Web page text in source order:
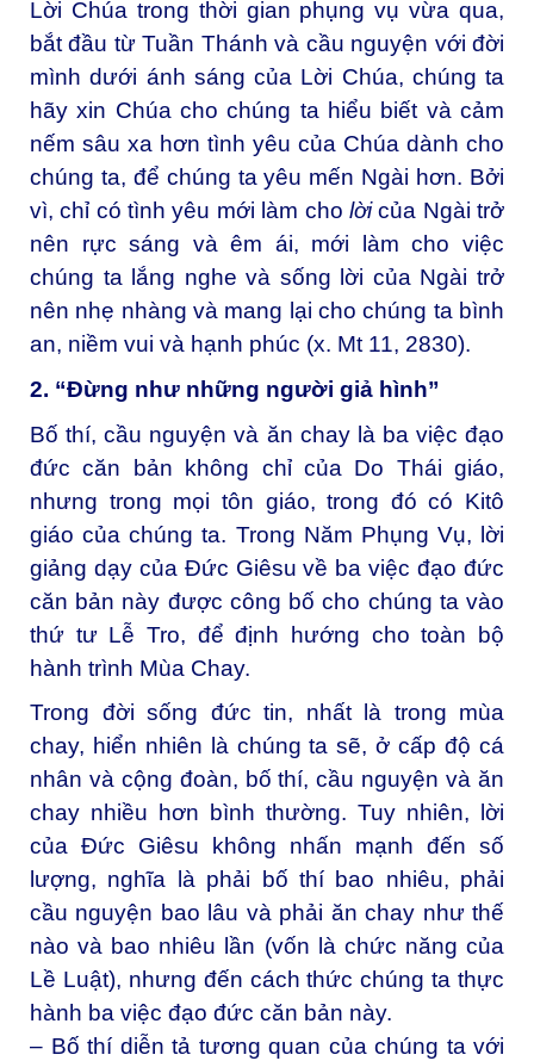
Lời Chúa trong thời gian phụng vụ vừa qua,
bắt đầu từ Tuần Thánh và cầu nguyện với đời
mình dưới ánh sáng của Lời Chúa, chúng ta
hãy xin Chúa cho chúng ta hiểu biết và cảm
nếm sâu xa hơn tình yêu của Chúa dành cho
chúng ta, để chúng ta yêu mến Ngài hơn. Bởi
vì, chỉ có tình yêu mới làm cho lờicủa Ngài trở
nên rực sáng và êm ái, mới làm cho việc
chúng ta lắng nghe và sống lời của Ngài trở
nên nhẹ nhàng và mang lại cho chúng ta bình
an, niềm vui và hạnh phúc (x. Mt 11, 2830).
2. “Đừng như những người giả hình”
Bố thí, cầu nguyện và ăn chay là ba việc đạo
đức căn bản không chỉ của Do Thái giáo,
nhưng trong mọi tôn giáo, trong đó có Kitô
giáo của chúng ta. Trong Năm Phụng Vụ, lời
giảng dạy của Đức Giêsu về ba việc đạo đức
căn bản này được công bố cho chúng ta vào
thứ tư Lễ Tro, để định hướng cho toàn bộ
hành trình Mùa Chay.
Trong đời sống đức tin, nhất là trong mùa
chay, hiển nhiên là chúng ta sẽ, ở cấp độ cá
nhân và cộng đoàn, bố thí, cầu nguyện và ăn
chay nhiều hơn bình thường. Tuy nhiên, lời
của Đức Giêsu không nhấn mạnh đến số
lượng, nghĩa là phải bố thí bao nhiêu, phải
cầu nguyện bao lâu và phải ăn chay như thế
nào và bao nhiêu lần (vốn là chức năng của
Lề Luật), nhưng đến cách thức chúng ta thực
hành ba việc đạo đức căn bản này.
– Bố thí diễn tả tương quan của chúng ta với